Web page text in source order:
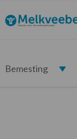
de
hoofdnavigatie
de
hoofd
de
eerste
de
voettekst
Melkveebedrijf.nl
Bemesting